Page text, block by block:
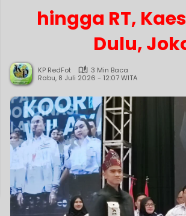
hingga RT,
Dulu,
KP RedFot
3 Min Baca
Rabu, 8 Juli 2026 - 12:07 WITA